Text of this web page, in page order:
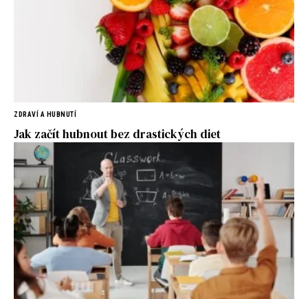
ZDRAVÍ A HUBNUTÍ
Jak začít hubnout bez drastických diet